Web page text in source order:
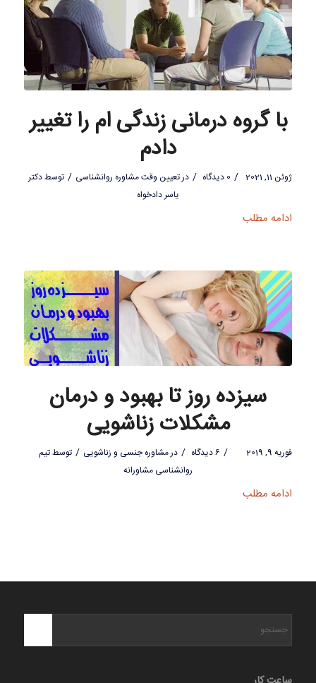
با گروه درمانی زندگی ام را تغییر
دادم
ژوئن 11, 2021 / 0 دیدگاه / درتعیین وقت مشاوره روانشناسی / توسطدکتر
یاسر دادخواه
ادامه مطلب
سیزده روز تا بهبود و درمان
مشکلات زناشویی
فوریه 9, 2019 / 6 دیدگاه / درمشاوره جنسی و زناشویی / توسطتیم
روانشناسی مشاورانه
ادامه مطلب